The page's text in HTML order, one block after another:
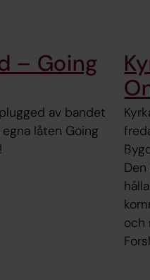
– Going
av bandet
låten Going
och